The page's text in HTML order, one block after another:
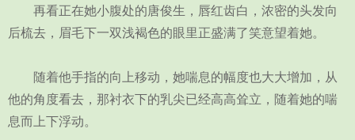
再看正在她小腹处的唐俊生，唇红齿白，浓密的头发向
后梳去，眉毛下一双浅褐色的眼里正盛满了笑意望着她。
随着他手指的向上移动，她喘息的幅度也大大增加，从
他的角度看去，那衬衣下的乳尖已经高高耸立，随着她的喘
息而上下浮动。